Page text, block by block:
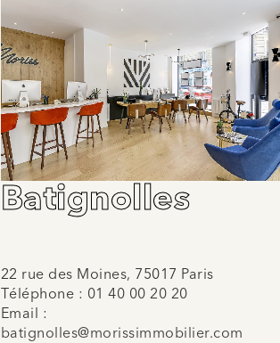
Batignolles
22 rue des Moines, 75017 Paris
Téléphone : 01 40 00 20 20
Email :
batignolles@morissimmobilier.com